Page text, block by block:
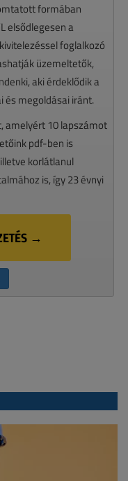
formában
elsődlegesen a
foglalkozó
üzemeltetők,
aki érdeklődik a
és megoldásai iránt.
amelyért 10 lapszámot
pdf-ben is
korlátlanul
is, így 23 évnyi
→